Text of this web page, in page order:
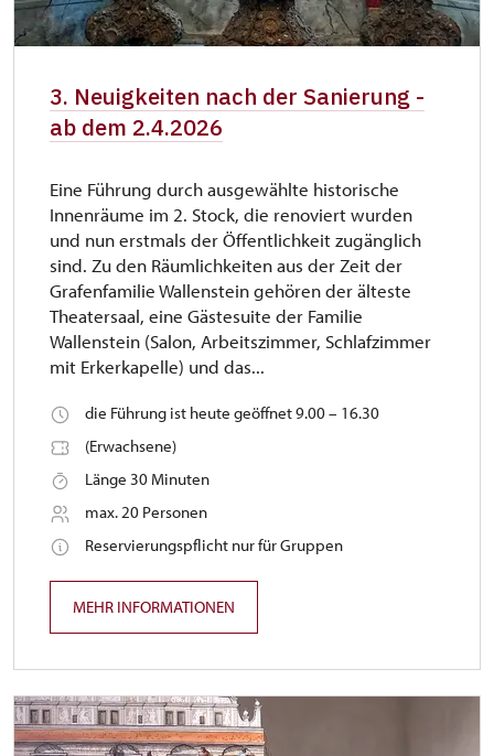
3. Neuigkeiten nach der Sanierung -
ab dem 2.4.2026
Eine Führung durch ausgewählte historische
Innenräume im 2. Stock, die renoviert wurden
und nun erstmals der Öffentlichkeit zugänglich
sind. Zu den Räumlichkeiten aus der Zeit der
Grafenfamilie Wallenstein gehören der älteste
Theatersaal, eine Gästesuite der Familie
Wallenstein (Salon, Arbeitszimmer, Schlafzimmer
mit Erkerkapelle) und das...
die Führung ist heute geöffnet 9.00 – 16.30
(Erwachsene)
Länge 30 Minuten
max. 20 Personen
Reservierungspflicht nur für Gruppen
MEHR INFORMATIONEN